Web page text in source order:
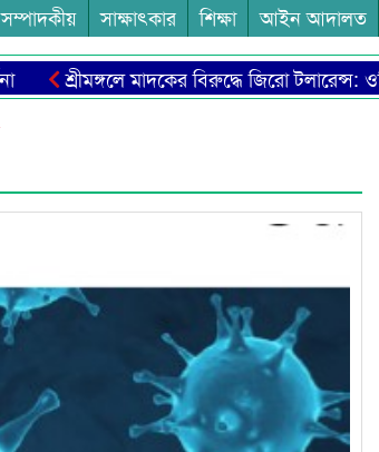
সম্পাদকীয় সাক্ষাৎকার শিক্ষা আইন আদালত
শ্রীমঙ্গলে মাদকের বিরুদ্ধে জিরো টলারেন্স: ওসি